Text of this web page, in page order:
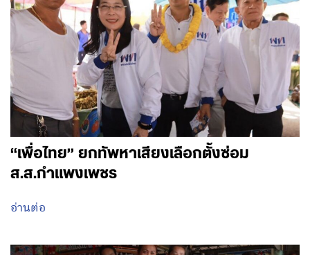
“เพื่อไทย” ยกทัพหาเสียงเลือกตั้งซ่อม
ส.ส.กำแพงเพชร
อ่านต่อ